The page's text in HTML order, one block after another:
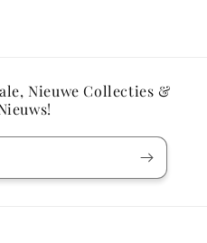
Nieuwe Collecties &